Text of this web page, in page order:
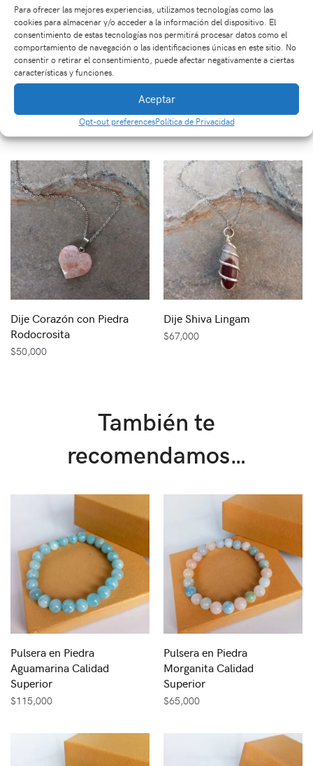
Para ofrecer las mejores experiencias, utilizamos tecnologías como las
cookies para almacenar y/o acceder a la información del dispositivo. El
consentimiento de estas tecnologías nos permitirá procesar datos como el
comportamiento de navegación o las identificaciones únicas en este sitio. No
consentir o retirar el consentimiento, puede afectar negativamente a ciertas
características y funciones.
Aceptar
Opt-out preferencesPolítica de Privacidad
Amatista Picada
Dije En Ágata Cilindro
$37,000
Dije Corazón con Piedra
Rodocrosita
$50,000
Dije Shiva Lingam
$67,000
También te
recomendamos…
Pulsera en Piedra
Aguamarina Calidad
Superior
$115,000
Pulsera en Piedra
Morganita Calidad
Superior
$65,000